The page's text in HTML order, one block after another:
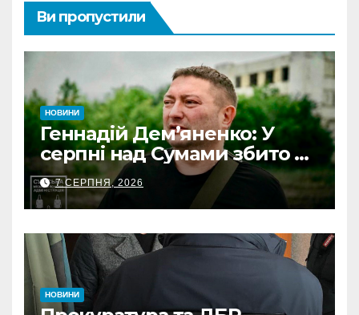
Ви пропустили
НОВИНИ
Геннадій Дем’яненко: У
серпні над Сумами збито 6
КАБів
7 СЕРПНЯ, 2026
НОВИНИ